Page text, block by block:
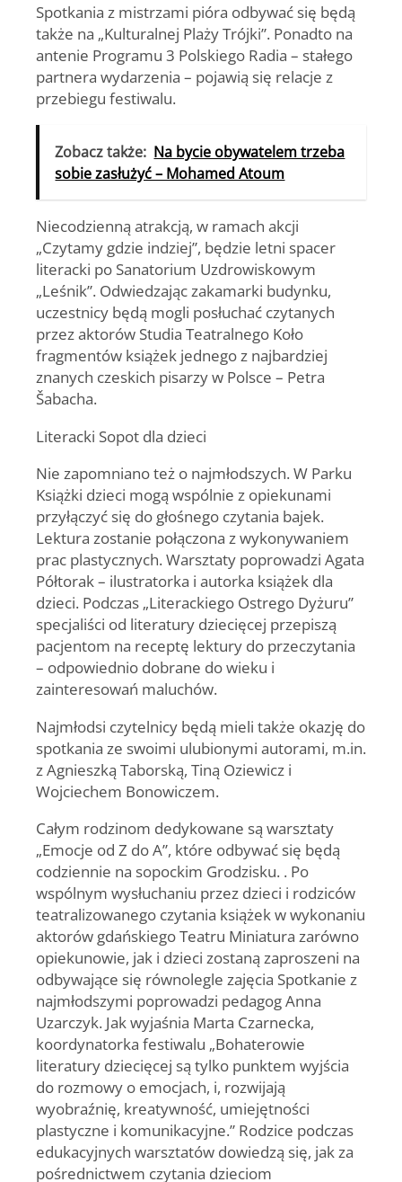
Spotkania z mistrzami pióra odbywać się będą
także na „Kulturalnej Plaży Trójki”. Ponadto na
antenie Programu 3 Polskiego Radia – stałego
partnera wydarzenia – pojawią się relacje z
przebiegu festiwalu.
Zobacz także: Na bycie obywatelem trzeba
sobie zasłużyć – Mohamed Atoum
Niecodzienną atrakcją, w ramach akcji
„Czytamy gdzie indziej”, będzie letni spacer
literacki po Sanatorium Uzdrowiskowym
„Leśnik”. Odwiedzając zakamarki budynku,
uczestnicy będą mogli posłuchać czytanych
przez aktorów Studia Teatralnego Koło
fragmentów książek jednego z najbardziej
znanych czeskich pisarzy w Polsce – Petra
Šabacha.
Literacki Sopot dla dzieci
Nie zapomniano też o najmłodszych. W Parku
Książki dzieci mogą wspólnie z opiekunami
przyłączyć się do głośnego czytania bajek.
Lektura zostanie połączona z wykonywaniem
prac plastycznych. Warsztaty poprowadzi Agata
Półtorak – ilustratorka i autorka książek dla
dzieci. Podczas „Literackiego Ostrego Dyżuru”
specjaliści od literatury dziecięcej przepiszą
pacjentom na receptę lektury do przeczytania
– odpowiednio dobrane do wieku i
zainteresowań maluchów.
Najmłodsi czytelnicy będą mieli także okazję do
spotkania ze swoimi ulubionymi autorami, m.in.
z Agnieszką Taborską, Tiną Oziewicz i
Wojciechem Bonowiczem.
Całym rodzinom dedykowane są warsztaty
„Emocje od Z do A”, które odbywać się będą
codziennie na sopockim Grodzisku. . Po
wspólnym wysłuchaniu przez dzieci i rodziców
teatralizowanego czytania książek w wykonaniu
aktorów gdańskiego Teatru Miniatura zarówno
opiekunowie, jak i dzieci zostaną zaproszeni na
odbywające się równolegle zajęcia Spotkanie z
najmłodszymi poprowadzi pedagog Anna
Uzarczyk. Jak wyjaśnia Marta Czarnecka,
koordynatorka festiwalu „Bohaterowie
literatury dziecięcej są tylko punktem wyjścia
do rozmowy o emocjach, i, rozwijają
wyobraźnię, kreatywność, umiejętności
plastyczne i komunikacyjne.” Rodzice podczas
edukacyjnych warsztatów dowiedzą się, jak za
pośrednictwem czytania dzieciom